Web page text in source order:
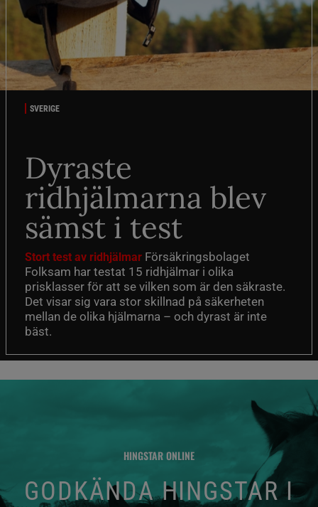
SVERIGE
Dyraste
ridhjälmarna blev
sämst i test
Stort test av ridhjälmar Försäkringsbolaget
Folksam har testat 15 ridhjälmar i olika
prisklasser för att se vilken som är den säkraste.
Det visar sig vara stor skillnad på säkerheten
mellan de olika hjälmarna – och dyrast är inte
bäst.
HINGSTAR ONLINE
GODKÄNDA HINGSTAR I